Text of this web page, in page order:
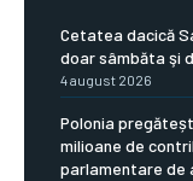
Cetatea dacică
doar sâmbăta şi
4 august 2026
Polonia
milioane de
parlamentare de